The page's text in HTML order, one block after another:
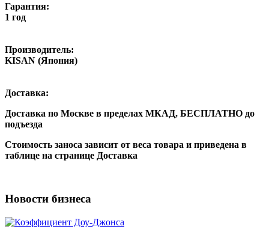
Гарантия:
1 год
Производитель:
KISAN (Япония)
Доставка:
Доставка по Москве в пределах МКАД, БЕСПЛАТНО до
подъезда
Стоимость заноса зависит от веса товара и приведена в
таблице на странице Доставка
Новости бизнеса